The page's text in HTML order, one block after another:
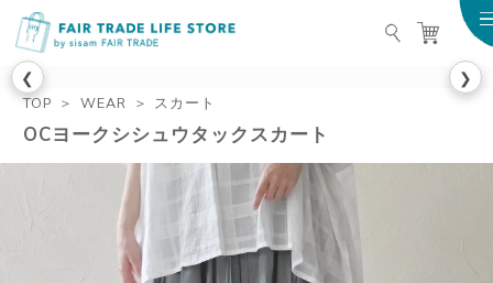
FAIR TRADE LIFE
❮ ❯
TOP WEAR スカート
OCヨークシシュウタックスカート